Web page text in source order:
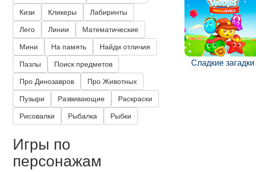
Сладкие загадки
Кизи Кликеры Лабиринты
Лего Линии Математические
Мини На память Найди отличия
Пазлы Поиск предметов
Про Динозавров Про Животных
Пузыри Развивающие Раскраски
Рисовалки Рыбалка Рыбки
Игры по
персонажам